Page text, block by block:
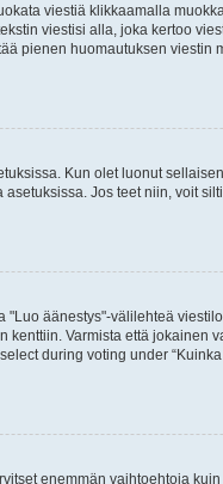
viestiä klikkaamalla
viestisi alla, joka kertoo
pienen huomautuksen
Kun olet luonut
Jos teet niin, voit
äänestys"-välilehteä
Varmista että
during voting under
enemmän vaihtoehtoja